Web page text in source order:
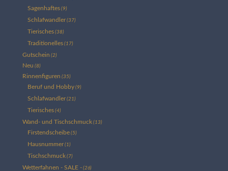
Sagenhaftes (9)
Schlafwandler (37)
Tierisches (38)
Traditionelles (17)
Gutschein (2)
Neu (8)
Rinnenfiguren (35)
Beruf und Hobby (9)
Schlafwandler (21)
Tierisches (4)
Wand- und Tischschmuck (13)
Firstendscheibe (5)
Hausnummer (1)
Tischschmuck (7)
Wetterfahnen - SALE - (26)